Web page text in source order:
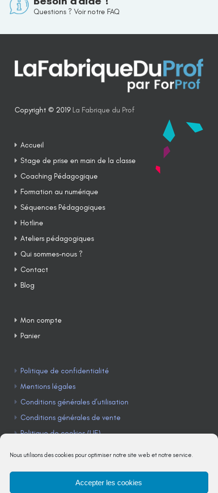
Nous utilisons des cookies pour optimiser notre site web et notre service.
Accepter les cookies
Questions ? Voir notre FAQ
Copyright © 2019 La Fabrique du Prof
Accueil
Stage de prise en main de la classe
Coaching Pédagogique
Formation au numérique
Séquences Pédagogiques
Hotline
Ateliers pédagogiques
Qui sommes-nous ?
Contact
Blog
Mon compte
Panier
Politique de confidentialité
Mentions légales
Conditions générales d’utilisation
Conditions générales de vente
Politique de cookies (UE)